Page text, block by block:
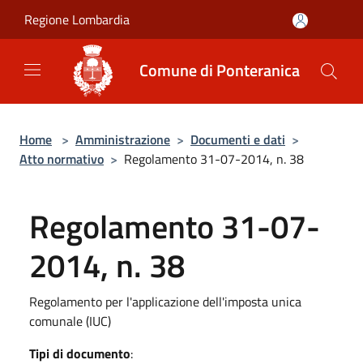
Regione Lombardia
Comune di Ponteranica
Home > Amministrazione > Documenti e dati >
Atto normativo > Regolamento 31-07-2014, n. 38
Regolamento 31-07-
2014, n. 38
Regolamento per l'applicazione dell'imposta unica
comunale (IUC)
Tipi di documento: